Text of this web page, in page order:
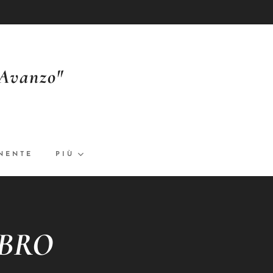
PIÙ